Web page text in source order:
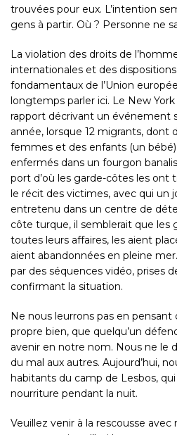
trouvées pour eux. L’intention
gens à partir. Où ? Personne ne
La violation des droits de
internationales et des
fondamentaux de l’Union
longtemps parler ici. Le New
rapport décrivant un événement
année, lorsque 12 migrants, dont
femmes et des enfants (un
enfermés dans un fourgon
port d’où les garde-côtes les ont
le récit des victimes, avec qui un
entretenu dans un centre de
côte turque, il semblerait que les
toutes leurs affaires, les aient
aient abandonnées en pleine
par des séquences vidéo, prises
confirmant la situation.
Ne nous leurrons pas en pensant
propre bien, que quelqu’un
avenir en notre nom. Nous ne le
du mal aux autres. Aujourd’hui,
habitants du camp de Lesbos,
nourriture pendant la nuit.
Veuillez venir à la rescousse